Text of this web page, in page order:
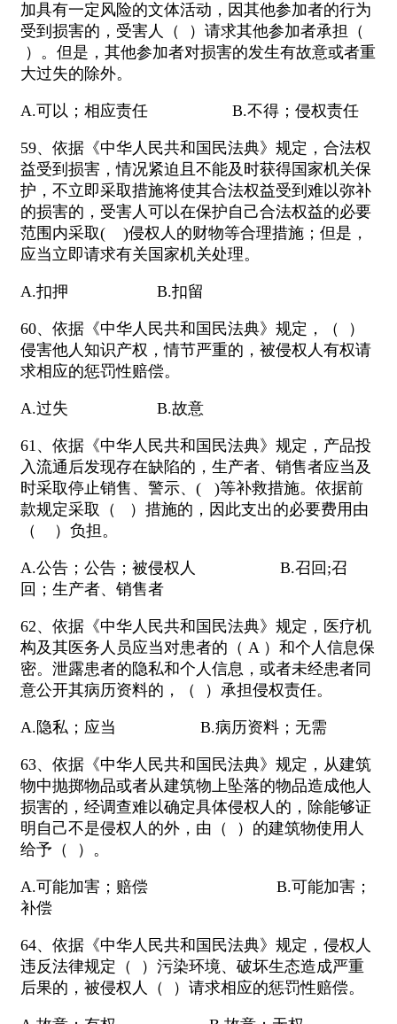
加具有一定风险的文体活动，因其他参加者的行为
受到损害的，受害人（ ）请求其他参加者承担（
）。但是，其他参加者对损害的发生有故意或者重
大过失的除外。
A.可以；相应责任 B.不得；侵权责任
59、依据《中华人民共和国民法典》规定，合法权
益受到损害，情况紧迫且不能及时获得国家机关保
护，不立即采取措施将使其合法权益受到难以弥补
的损害的，受害人可以在保护自己合法权益的必要
范围内采取( )侵权人的财物等合理措施；但是，
应当立即请求有关国家机关处理。
A.扣押 B.扣留
60、依据《中华人民共和国民法典》规定，（ ）
侵害他人知识产权，情节严重的，被侵权人有权请
求相应的惩罚性赔偿。
A.过失 B.故意
61、依据《中华人民共和国民法典》规定，产品投
入流通后发现存在缺陷的，生产者、销售者应当及
时采取停止销售、警示、( )等补救措施。依据前
款规定采取（ ）措施的，因此支出的必要费用由
（ ）负担。
A.公告；公告；被侵权人 B.召回;召
回；生产者、销售者
62、依据《中华人民共和国民法典》规定，医疗机
构及其医务人员应当对患者的（ A ）和个人信息保
密。泄露患者的隐私和个人信息，或者未经患者同
意公开其病历资料的，（ ）承担侵权责任。
A.隐私；应当 B.病历资料；无需
63、依据《中华人民共和国民法典》规定，从建筑
物中抛掷物品或者从建筑物上坠落的物品造成他人
损害的，经调查难以确定具体侵权人的，除能够证
明自己不是侵权人的外，由（ ）的建筑物使用人
给予（ ）。
A.可能加害；赔偿 B.可能加害；
补偿
64、依据《中华人民共和国民法典》规定，侵权人
违反法律规定（ ）污染环境、破坏生态造成严重
后果的，被侵权人（ ）请求相应的惩罚性赔偿。